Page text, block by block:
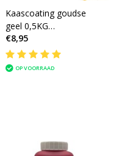
Kaascoating goudse
geel 0,5KG
schimmelwerend
€8,95
OP VOORRAAD